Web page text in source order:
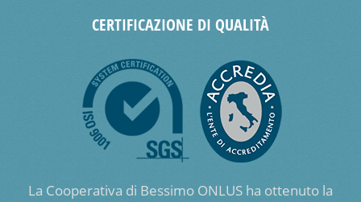
CERTIFICAZIONE DI QUALITÀ
La Cooperativa di Bessimo ONLUS ha ottenuto la